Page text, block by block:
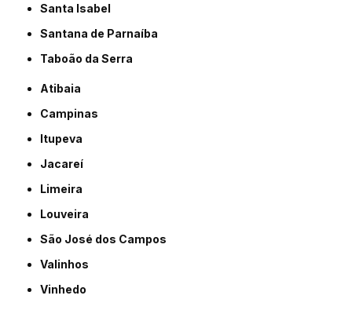
Santa Isabel
Santana de Parnaíba
Taboão da Serra
Atibaia
Campinas
Itupeva
Jacareí
Limeira
Louveira
São José dos Campos
Valinhos
Vinhedo